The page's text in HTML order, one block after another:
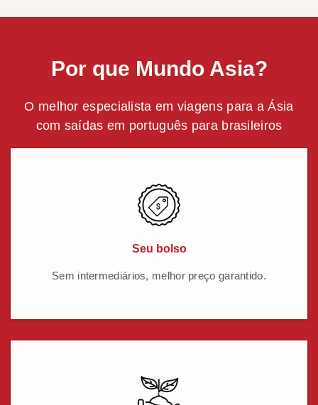
Por que Mundo Asia?
O melhor especialista em viagens para a Ásia
com saídas em português para brasileiros
Seu bolso
Sem intermediários, melhor preço garantido.